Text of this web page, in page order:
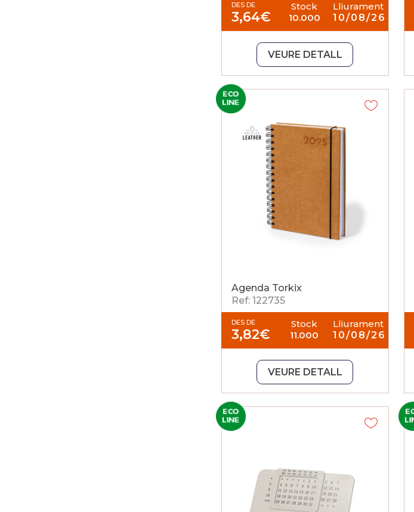
DES DE
3,64€
Stock
10.000
Lliurament
10/08/26
VEURE DETALL
Agenda Torkix
Ref: 122735
DES DE
3,82€
Stock
11.000
Lliurament
10/08/26
VEURE DETALL